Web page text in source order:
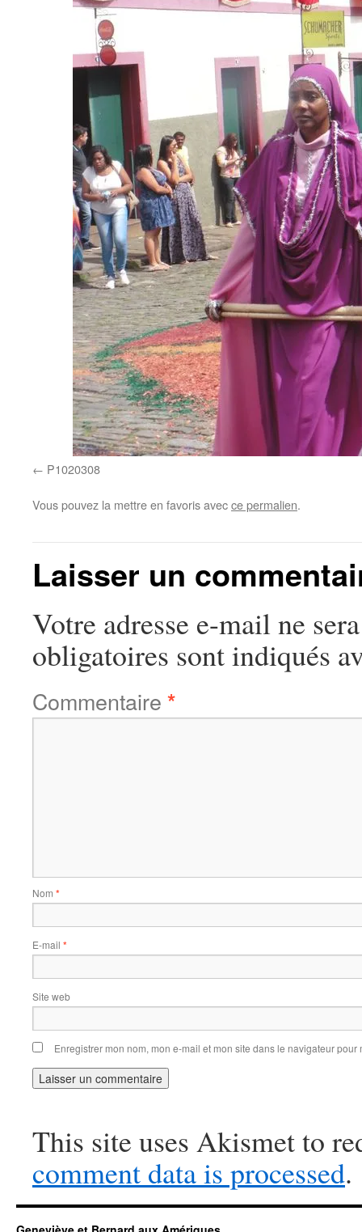
P1020308
Vous pouvez la mettre en favoris avecce permalien.
Laisser un
Votre adresse e-mail ne
obligatoires sont indiqués
Commentaire *
Nom *
E-mail *
Site web
Enregistrer mon nom, mon e-mail et mon site dans le navigateur
This site uses Akismet to
comment data is processed.